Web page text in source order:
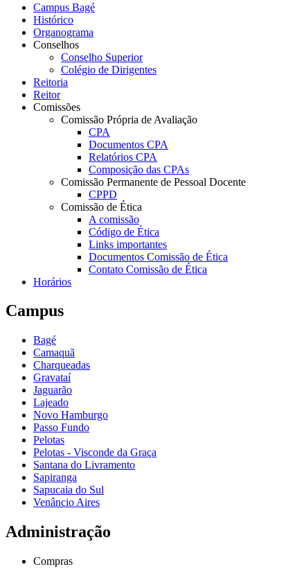
Campus Bagé
Histórico
Organograma
Conselhos
Conselho Superior
Colégio de Dirigentes
Reitoria
Reitor
Comissões
Comissão Própria de Avaliação
CPA
Documentos CPA
Relatórios CPA
Composição das CPAs
Comissão Permanente de Pessoal Docente
CPPD
Comissão de Ética
A comissão
Código de Ética
Links importantes
Documentos Comissão de Ética
Contato Comissão de Ética
Horários
Campus
Bagé
Camaquã
Charqueadas
Gravataí
Jaguarão
Lajeado
Novo Hamburgo
Passo Fundo
Pelotas
Pelotas - Visconde da Graça
Santana do Livramento
Sapiranga
Sapucaia do Sul
Venâncio Aires
Administração
Compras